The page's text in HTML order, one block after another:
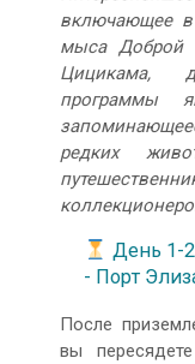
включающее в
мыса Доброй
Цицикама,
программы
редких
День 1-
- Порт
После
вы